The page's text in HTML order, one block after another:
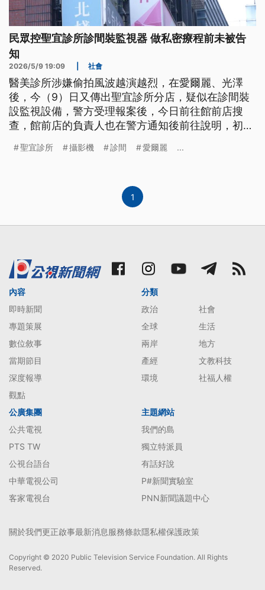
民眾控聖宜診所診間裝監視器 做私密療程前未被告
知
2026/5/9 19:09 社會
醫美診所涉嫌偷拍風波越演越烈，在愛爾麗、光澤
後，今（9）日又傳出聖宜診所分店，疑似在診間裝
設監視設備，警方受理報案後，今日前往館前店搜
查，館前店的負責人也在警方通知後前往說明，初步
將依妨害性隱私、《醫療法》等罪嫌，移請檢方偵
聖宜診所 攝影機 診間 愛爾麗 ...
1
內容
即時新聞
專題策展
數位敘事
當期節目
深度報導
觀點
分類
政治
社會
全球
生活
兩岸
地方
產經
文教科技
環境
社福人權
公廣集團
公共電視
PTS TW
公視台語台
中華電視公司
客家電視台
主題網站
我們的島
獨立特派員
有話好說
P#新聞實驗室
PNN新聞議題中心
關於我們更正啟事最新消息服務條款隱私權保護政策
Copyright © 2020 Public Television Service Foundation. All Rights
Reserved.